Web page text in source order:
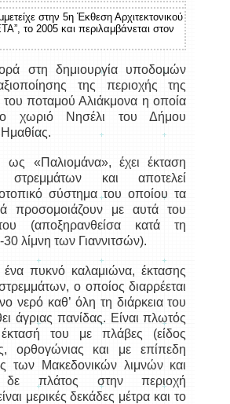
στην 5η Έκθεση Αρχιτεκτονικού
το 2005 και περιλαμβάνεται στον
στη δημιουργία υποδομών
της περιοχής της
του ποταμού Αλιάκμονα η οποία
χωριό Νησέλι του Δήμου
ως «Παλιομάνα», έχει έκταση
στρεμμάτων και αποτελεί
σύστημα του οποίου τα
προσομοιάζουν με αυτά του
(αποξηρανθείσα κατά τη
30 λίμνη των Γιαννιτσών).
ένα πυκνό καλαμιώνα, έκτασης
ο οποίος διαρρέεται
νερό καθ’ όλη τη διάρκεια του
άγριας πανίδας. Είναι πλωτός
του με πλάβες (είδος
ορθογώνιας και με επίπεδη
των Μακεδονικών λιμνών και
δε πλάτος στην περιοχή
μερικές δεκάδες μέτρα και το